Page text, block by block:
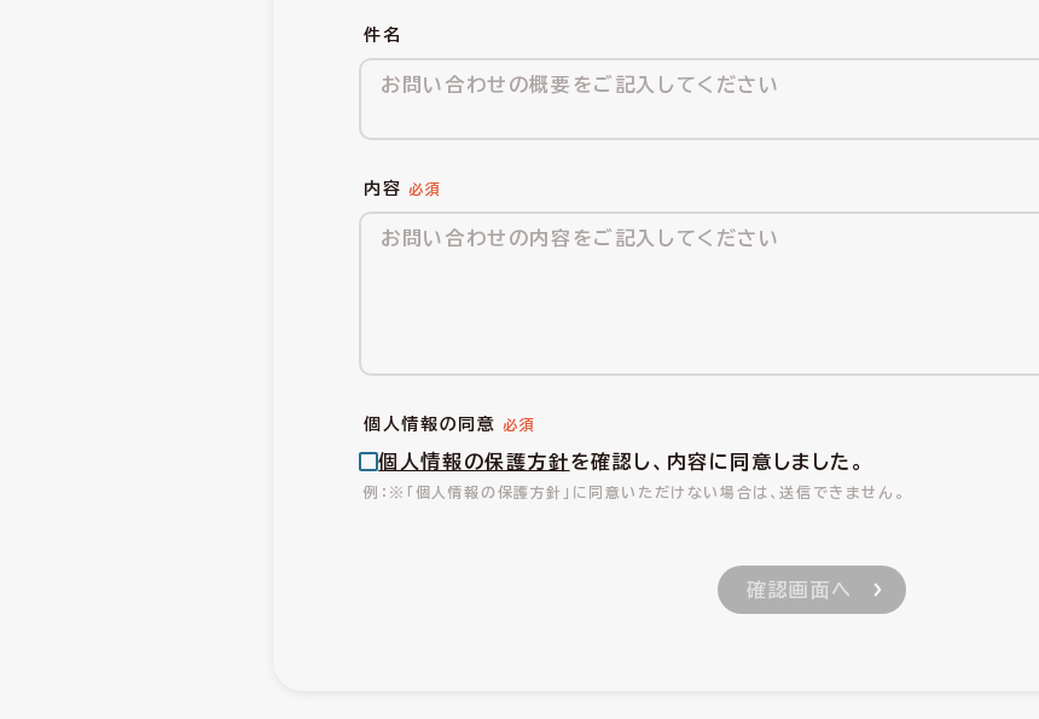
件名
内容
個人情報の同意
個人情報の保護方針を確認し、内容に同意しました。
※「個人情報の保護方針」に同意いただけない場合は、送信できません。